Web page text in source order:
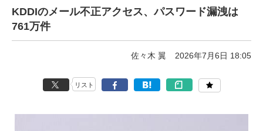
KDDIのメール不正アクセス、パスワード漏洩は
761万件
佐々木 翼 2026年7月6日 18:05
リスト